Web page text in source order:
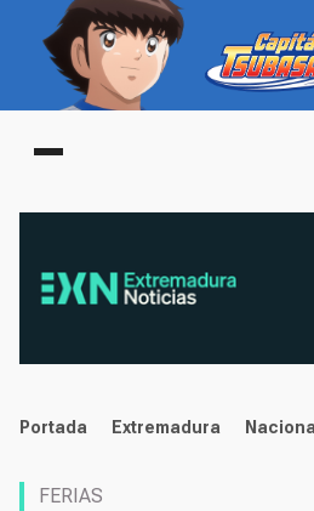
Main menu
noticias
Portada Extremadura Nacional
FERIAS